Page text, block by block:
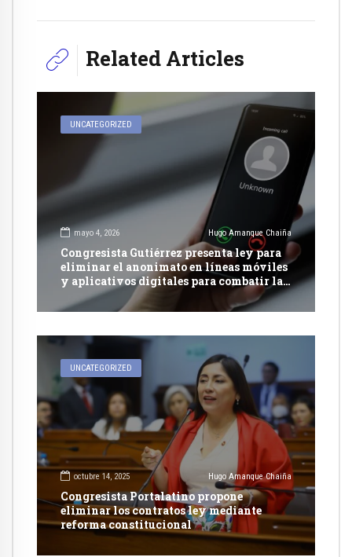
Related Articles
UNCATEGORIZED
mayo 4, 2026 Hugo Amanque Chaiña
Congresista Gutiérrez presenta ley para
eliminar el anonimato en líneas móviles
y aplicativos digitales para combatir la
extorsión
UNCATEGORIZED
octubre 14, 2025 Hugo Amanque Chaiña
Congresista Portalatino propone
eliminar los contratos ley mediante
reforma constitucional